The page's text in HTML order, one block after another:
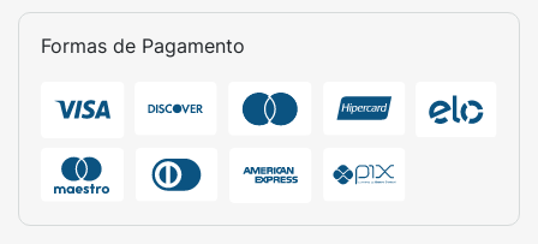
Formas de Pagamento